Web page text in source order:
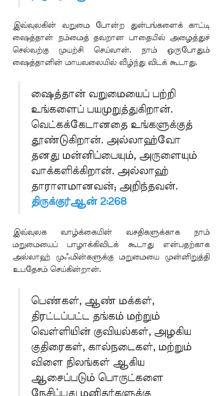
இவ்வுலகின் வறுமை போன்ற துன்பங்களைக் காட்டி
ஷைத்தான் நம்மைத் தவறான பாதையில் அழைத்துச்
செல்வற்கு முயற்சி செய்வான். நாம் ஒருபோதும்
ஷைத்தானின் மாயவலையில் வீழ்ந்து விடக் கூடாது.
ஷைத்தான் வறுமையைப் பற்றி
உங்களைப் பயமுறுத்துகிறான்.
வெட்கக்கேடானதை உங்களுக்குத்
தூண்டுகிறான். அல்லாஹ்வோ
தனது மன்னிப்பையும், அருளையும்
வாக்களிக்கிறான். அல்லாஹ்
தாராளமானவன்; அறிந்தவன்.
திருக்குர்ஆன் 2:268
இவ்வுலக வாழ்க்கையின் வசதிகளுக்காக நாம்
மறுமையைப் பாழாக்கிவிடக் கூடாது என்பதற்காக
அல்லாஹ் முஃமின்களுக்கு மறுமையை முன்னிறுத்தி
உபதேசம் செய்கின்றான்.
பெண்கள், ஆண் மக்கள்,
திரட்டப்பட்ட தங்கம் மற்றும்
வெள்ளியின் குவியல்கள், அழகிய
குதிரைகள், கால்நடைகள், மற்றும்
விளை நிலங்கள் ஆகிய
ஆசைப்படும் பொருட்களை
நேசிப்பது மனிதர்களுக்கு